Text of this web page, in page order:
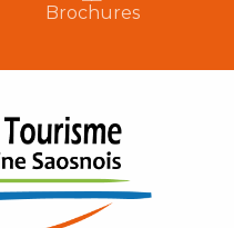
Brochures